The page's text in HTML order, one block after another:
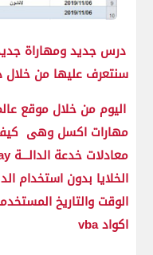
درس جديد ومهاراة
سنتعرف عليها من خلال
اليوم من خلال موقع
مهارات اكسل وهى
الوقت والتاريخ
اكواد vba